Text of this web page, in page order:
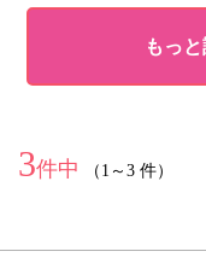
もっ
3件中 （1～3 件）